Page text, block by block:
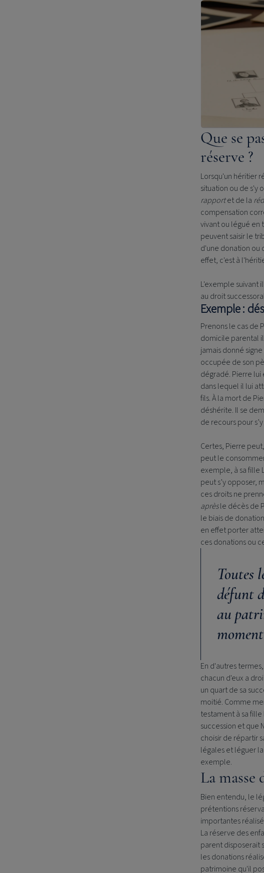
Que se
réserve ?
Lorsqu'un héritier
situation ou de s'y
rapportet de la
compensation
vivant ou légué en
peuvent saisir le
d'une donation ou
effet, c'est à
L'exemple suivant
au droit
Exemple :
Prenons le cas de
domicile parental
jamais donné
occupée de son
dégradé. Pierre
dans lequel il lui
fils. À la mort de
déshérite. Il se
de recours pour
Certes, Pierre
peut le
exemple, à sa fille
peut s’y opposer,
ces droits ne
aprèsle décès de
le biais de
en effet porter
ces donations ou
Toutes
défunt
au
En d'autres
chacun d'eux a
un quart de sa
moitié. Comme
testament à sa
succession et que
choisir de répartir
légales et léguer
exemple.
La masse
Bien entendu, le
prétentions
importantes
La réserve des
parent disposerait
les donations
patrimoine qu'il